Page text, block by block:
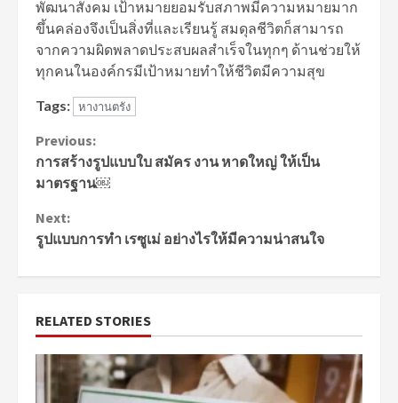
พัฒนาสังคม เป้าหมายยอมรับสภาพมีความหมายมาก
ขึ้นคล่องจึงเป็นสิ่งที่และเรียนรู้ สมดุลชีวิตก็สามารถ
จากความผิดพลาดประสบผลสําเร็จในทุกๆ ด้านช่วยให้
ทุกคนในองค์กรมีเป้าหมายทําให้ชีวิตมีความสุข
Tags: หางานตรัง
Continue
Reading
Previous:
การสร้างรูปแบบใบ สมัคร งาน หาดใหญ่ ให้เป็น
มาตรฐาน￼
Next:
รูปแบบการทำ เรซูเม่ อย่างไรให้มีความน่าสนใจ
RELATED STORIES